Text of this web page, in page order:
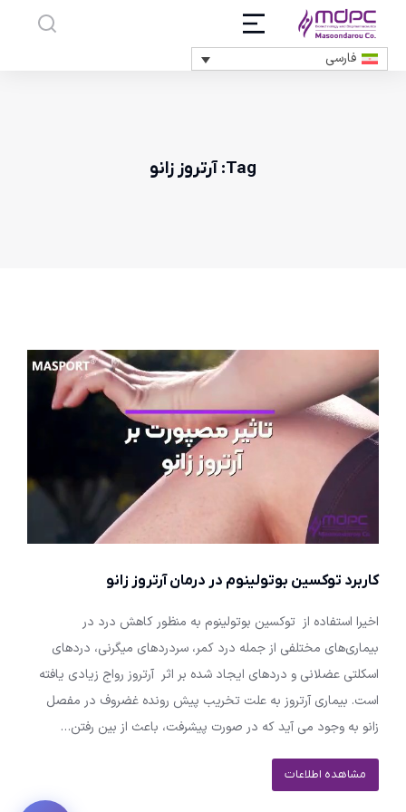
فارسی
Tag: آرتروز زانو
کاربرد توکسین بوتولینوم در درمان آرتروز زانو
اخیرا استفاده از توکسین بوتولینوم به منظور کاهش درد در
بیماری‌های مختلفی از جمله درد کمر، سردردهای میگرنی، دردهای
اسکلتی عضلانی و دردهای ایجاد شده بر اثر آرتروز رواج زیادی یافته
است. بیماری آرتروز به علت تخریب پیش رونده غضروف در مفصل
زانو به وجود می آید که در صورت پیشرفت، باعث از بین رفتن…
مشاهده اطلاعات